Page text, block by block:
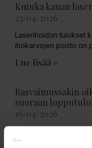
Kuinka kauan
23/04/2026
Laserihoidon tulokset
ihokarvojen poisto on
Lue lisää »
Rasvaimussakin
suoraan
16/04/2026
suoraan